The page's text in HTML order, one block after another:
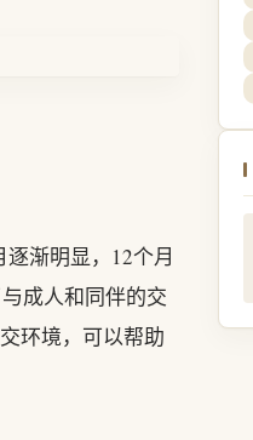
渐明显，12个月
成人和同伴的交
环境，可以帮助